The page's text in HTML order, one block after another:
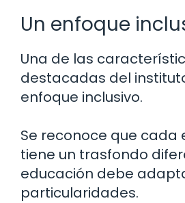
Un enfoque
Una de las
destacadas del
enfoque inclusivo.
Se reconoce que cada
tiene un trasfondo
educación debe
particularidades.